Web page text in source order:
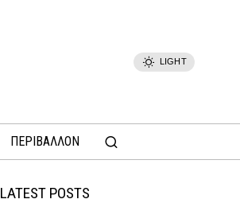
LIGHT
ΠΕΡΙΒΑΛΛΟΝ
LATEST POSTS